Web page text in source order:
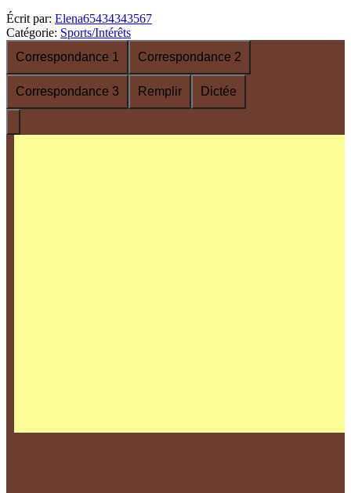
Écrit par: Elena65434343567
Catégorie: Sports/Intérêts
Correspondance 1
Correspondance 2
Correspondance 3 Remplir Dictée